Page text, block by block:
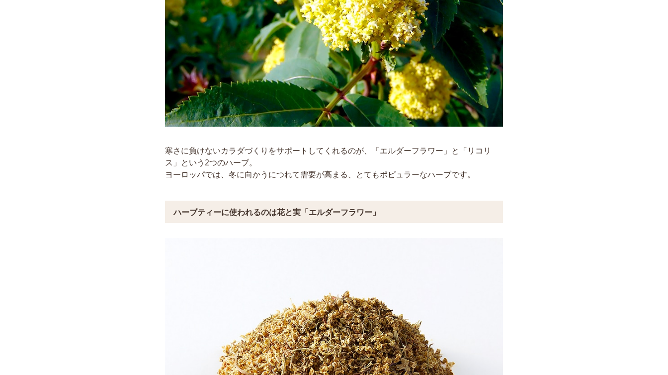
寒さに負けないカラダづくりをサポートしてくれるのが、「エルダーフラワー」と「リコリ
ス」という2つのハーブ。
ヨーロッパでは、冬に向かうにつれて需要が高まる、とてもポピュラーなハーブです。
ハーブティーに使われるのは花と実「エルダーフラワー」